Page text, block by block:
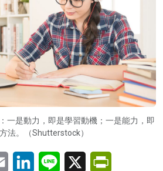
一是動力，即是學習動機；一是能力，即
法。（Shutterstock）
Email LinkedInLine X